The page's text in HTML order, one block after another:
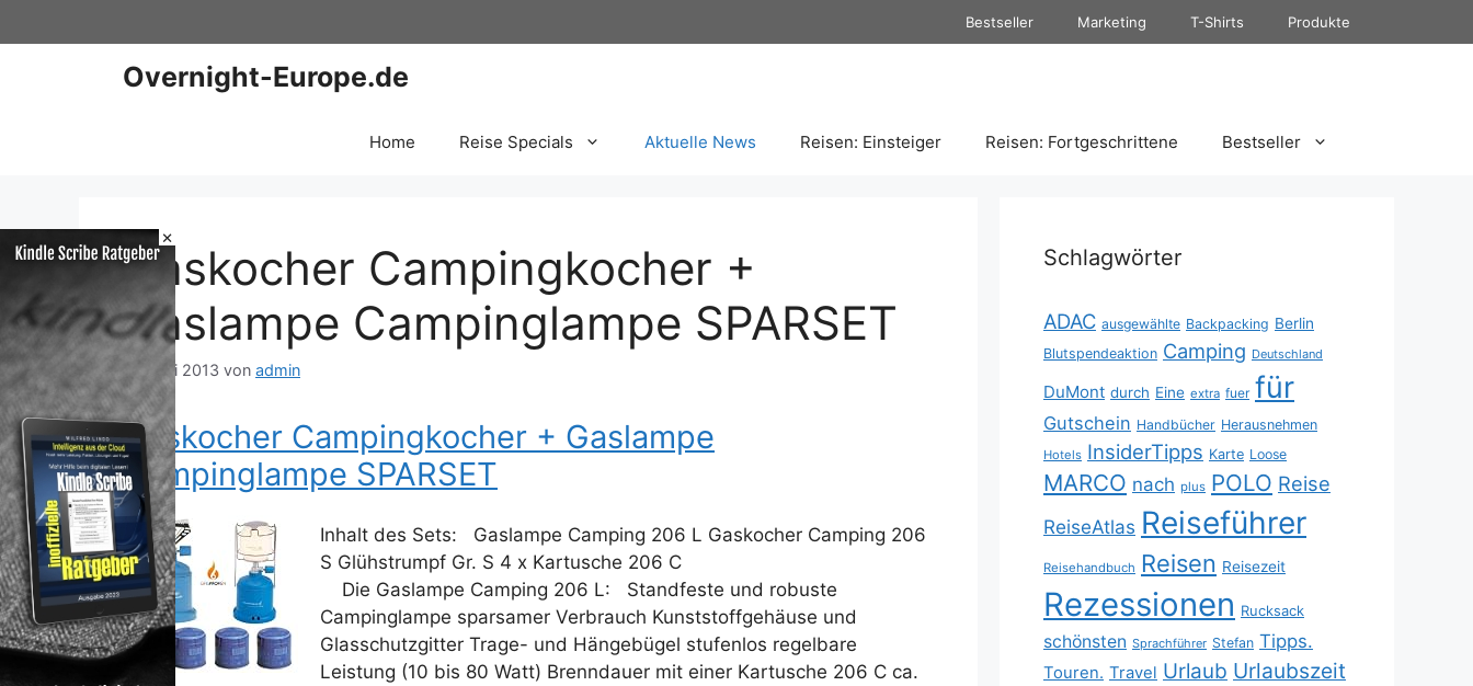
×
Inhalt
Bestseller Marketing T-Shirts Produkte
Overnight-Europe.de
Home Reise Specials Aktuelle News Reisen: Einsteiger Reisen: Fortgeschrittene Bestseller
Gaskocher Campingkocher +
Gaslampe Campinglampe SPARSET
20. Mai 2013 von admin
Gaskocher Campingkocher + Gaslampe
Campinglampe SPARSET
Inhalt des Sets: Gaslampe Camping 206 L Gaskocher Camping 206
S Glühstrumpf Gr. S 4 x Kartusche 206 C
Die Gaslampe Camping 206 L: Standfeste und robuste
Campinglampe sparsamer Verbrauch Kunststoffgehäuse und
Glasschutzgitter Trage- und Hängebügel stufenlos regelbare
Leistung (10 bis 80 Watt) Brenndauer mit einer Kartusche 206 C ca.
Schlagwörter
ADAC ausgewählte Backpacking Berlin
Blutspendeaktion Camping Deutschland
DuMont durch Eine extra fuer für
Gutschein Handbücher Herausnehmen
Hotels InsiderTipps Karte Loose
MARCO nach plus POLO Reise
ReiseAtlas Reiseführer
Reisehandbuch Reisen Reisezeit
Rezessionen Rucksack
schönsten Sprachführer Stefan Tipps.
Touren. Travel Urlaub Urlaubszeit